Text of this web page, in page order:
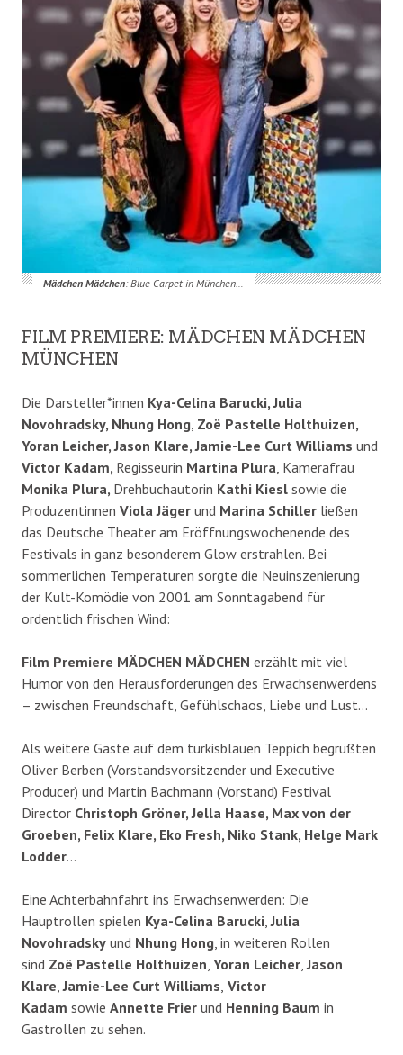
Mädchen Mädchen: Blue Carpet in München…
FILM PREMIERE: MÄDCHEN MÄDCHEN
MÜNCHEN
Die Darsteller*innen Kya-Celina Barucki, Julia
Novohradsky, Nhung Hong Zoë Pastelle Holthuizen,
Yoran Leicher, Jason Klare, Jamie-Lee Curt Williams und
Victor Kadam, Regisseurin Martina Plura , Kamerafrau
Monika Plura, Drehbuchautorin Kathi Kiesl sowie die
Produzentinnen Viola Jäger und Marina Schiller ließen
das Deutsche Theater am Eröffnungswochenende des
Festivals in ganz besonderem Glow erstrahlen. Bei
sommerlichen Temperaturen sorgte die Neuinszenierung
der Kult-Komödie von 2001 am Sonntagabend für
ordentlich frischen Wind:
Film Premiere MÄDCHEN MÄDCHEN erzählt mit viel
Humor von den Herausforderungen des Erwachsenwerdens
– zwischen Freundschaft, Gefühlschaos, Liebe und Lust…
Als weitere Gäste auf dem türkisblauen Teppich begrüßten
Oliver Berben (Vorstandsvorsitzender und Executive
Producer) und Martin Bachmann (Vorstand) Festival
Director Christoph Gröner, Jella Haase, Max von der
Groeben, Felix Klare, Eko Fresh, Niko Stank, Helge Mark
Lodder…
Eine Achterbahnfahrt ins Erwachsenwerden: Die
Hauptrollen spielen Kya-Celina Barucki ,Julia
Novohradsky und Nhung Hong , in weiteren Rollen
sind Zoë Pastelle Holthuizen Yoran Leicher ,Jason
Klare ,Jamie-Lee Curt Williams Victor
Kadam sowie Annette Frier und Henning Baum in
Gastrollen zu sehen.